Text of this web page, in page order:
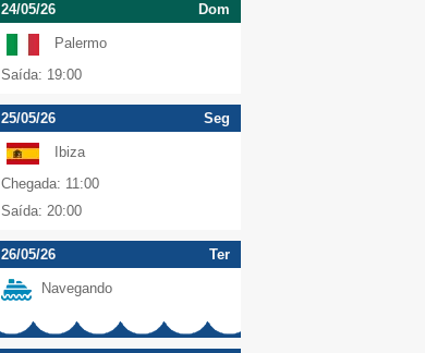
24/05/26 Dom
Palermo
Saída: 19:00
25/05/26 Seg
Ibiza
Chegada: 11:00
Saída: 20:00
26/05/26 Ter
Navegando